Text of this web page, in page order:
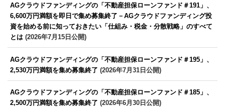
AGクラウドファンディングの「不動産担保ローンファンド＃191」、
6,600万円満額を即日で集め募集終了－AGクラウドファンディング投
資を始める前に知っておきたい「仕組み・税金・分散戦略」のすべて
とは (2026年7月15日公開)
AGクラウドファンディングの「不動産担保ローンファンド＃195」、
2,530万円満額を集め募集終了 (2026年7月31日公開)
AGクラウドファンディングの「不動産担保ローンファンド＃185」、
2,500万円満額を集め募集終了 (2026年6月30日公開)